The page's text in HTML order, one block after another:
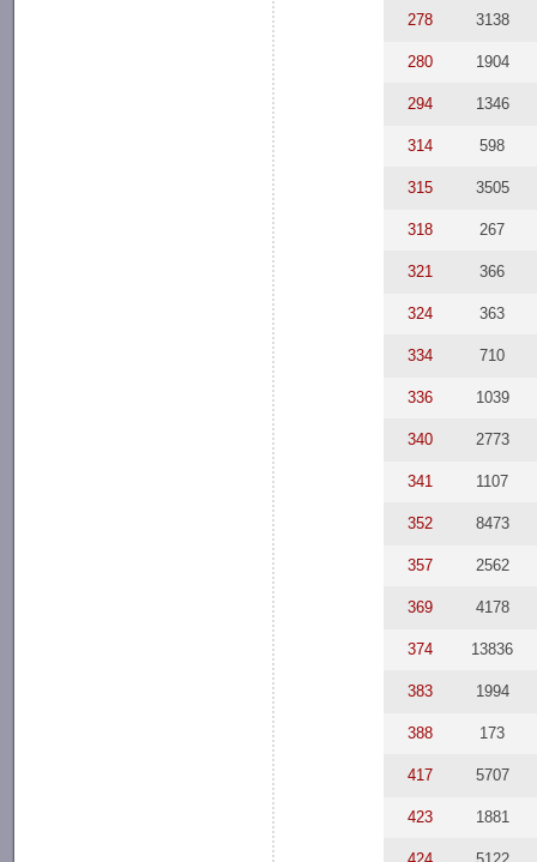
278 3138
280 1904
294 1346
314 598
315 3505
318 267
321 366
324 363
334 710
336 1039
340 2773
341 1107
352 8473
357 2562
369 4178
374 13836
383 1994
388 173
417 5707
423 1881